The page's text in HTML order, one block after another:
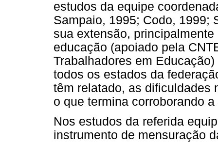
estudos da equipe
Sampaio, 1995; Codo, 1999;
sua extensão,
educação (apoiado pela
Trabalhadores em
todos os estados da
têm relatado, as dificuldades
o que termina corroborando
Nos estudos da referida
instrumento de mensuração